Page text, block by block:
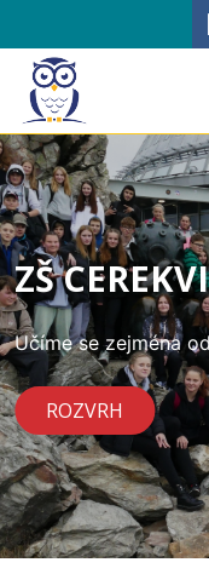
ZŠ
Učíme se zejména
ROZVRH